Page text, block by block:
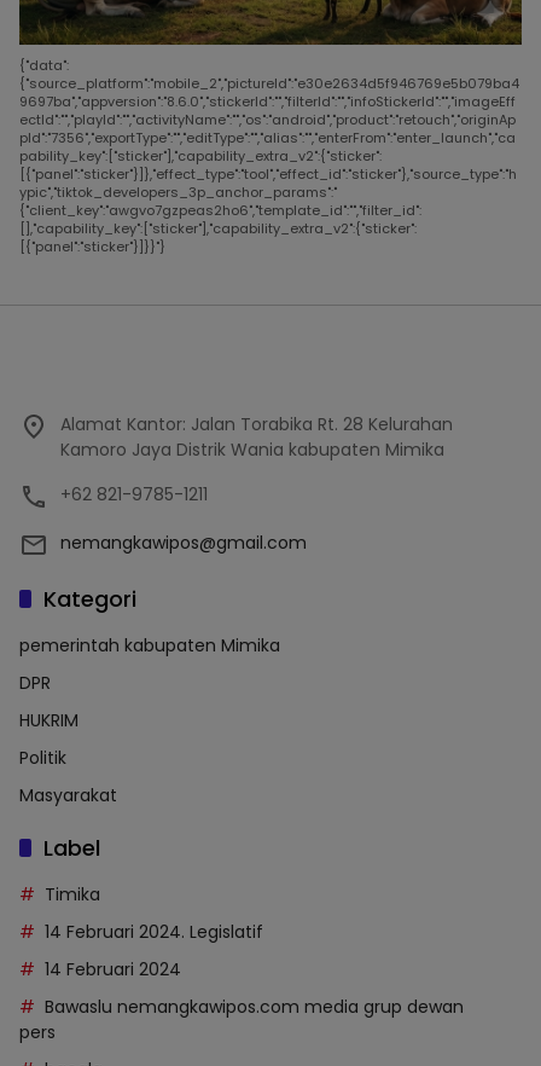
{"data":
{"source_platform":"mobile_2","pictureId":"e30e2634d5f946769e5b079ba4
9697ba","appversion":"8.6.0","stickerId":"","filterId":"","infoStickerId":"","imageEff
ectId":"","playId":"","activityName":"","os":"android","product":"retouch","originAp
pId":"7356","exportType":"","editType":"","alias":"","enterFrom":"enter_launch","ca
pability_key":["sticker"],"capability_extra_v2":{"sticker":
[{"panel":"sticker"}]},"effect_type":"tool","effect_id":"sticker"},"source_type":"h
ypic","tiktok_developers_3p_anchor_params":"
{"client_key":"awgvo7gzpeas2ho6","template_id":"","filter_id":
[],"capability_key":["sticker"],"capability_extra_v2":{"sticker":
[{"panel":"sticker"}]}}"}
Alamat Kantor: Jalan Torabika Rt. 28 Kelurahan
Kamoro Jaya Distrik Wania kabupaten Mimika
+62 821-9785-1211
nemangkawipos@gmail.com
Kategori
pemerintah kabupaten Mimika
DPR
HUKRIM
Politik
Masyarakat
Label
Timika
14 Februari 2024. Legislatif
14 Februari 2024
Bawaslu nemangkawipos.com media grup dewan
pers